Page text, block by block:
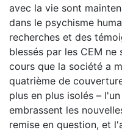
avec la vie sont
dans le psychisme
recherches et des
blessés par les CEM
cours que la société a
quatrième de
plus en plus isolés –
embrassent les
remise en question, et